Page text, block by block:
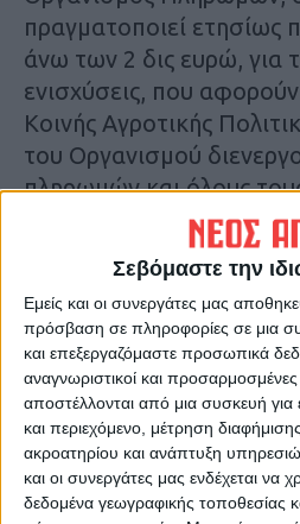
Σεβόμαστε την
Εμείς και οι συνεργάτες μας
πρόσβαση σε πληροφορίες σε μια
και επεξεργαζόμαστε προσωπικά
αναγνωριστικοί και
αποστέλλονται από μια συσκευή για
και περιεχόμενο, μέτρηση
ακροατηρίου και ανάπτυξη
και οι συνεργάτες μας ενδέχεται να
δεδομένα γεωγραφικής τοποθεσίας
πραγματοποιεί ετησίως
άνω των 2 δις ευρώ, για
ενισχύσεις, που
Κοινής Αγροτικής
του Οργανισμού
πληρωμών και όλους
ελέγχους που αφορούν
Πρόκειται για ένα έργο
αφού για τη διενέργεια
ελέγχων οι υπάλληλοι
αγροτεμάχια και
σημεία, τα οποία
δικτύου σε
δυσπρόσιτες περιοχές,
λόγω της ιδιαίτερης
ελληνικής υπαίθρου.